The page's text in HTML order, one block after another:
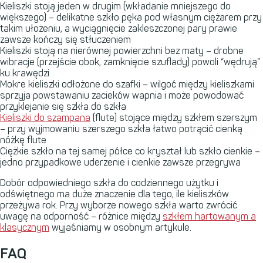
Kieliszki stoją jeden w drugim (wkładanie mniejszego do
większego) – delikatne szkło pęka pod własnym ciężarem przy
takim ułożeniu, a wyciągnięcie zakleszczonej pary prawie
zawsze kończy się stłuczeniem
Kieliszki stoją na nierównej powierzchni bez maty – drobne
wibracje (przejście obok, zamknięcie szuflady) powoli “wędrują”
ku krawędzi
Mokre kieliszki odłożone do szafki – wilgoć między kieliszkami
sprzyja powstawaniu zacieków wapnia i może powodować
przyklejanie się szkła do szkła
Kieliszki do szampana (flute) stojące między szkłem szerszym
– przy wyjmowaniu szerszego szkła łatwo potrącić cienką
nóżkę flute
Ciężkie szkło na tej samej półce co kryształ lub szkło cienkie –
jedno przypadkowe uderzenie i cienkie zawsze przegrywa
Dobór odpowiedniego szkła do codziennego użytku i
odświętnego ma duże znaczenie dla tego, ile kieliszków
przeżywa rok. Przy wyborze nowego szkła warto zwrócić
uwagę na odporność – różnice między szkłem hartowanym a
klasycznym wyjaśniamy w osobnym artykule.
FAQ